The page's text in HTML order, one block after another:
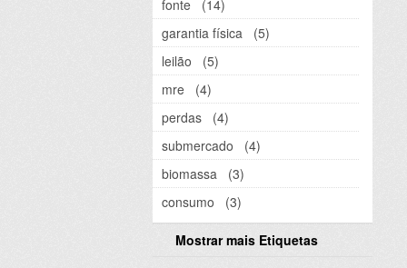
fonte
(14)
garantia física
(5)
leilão
(5)
mre
(4)
perdas
(4)
submercado
(4)
biomassa
(3)
consumo
(3)
Mostrar mais Etiquetas